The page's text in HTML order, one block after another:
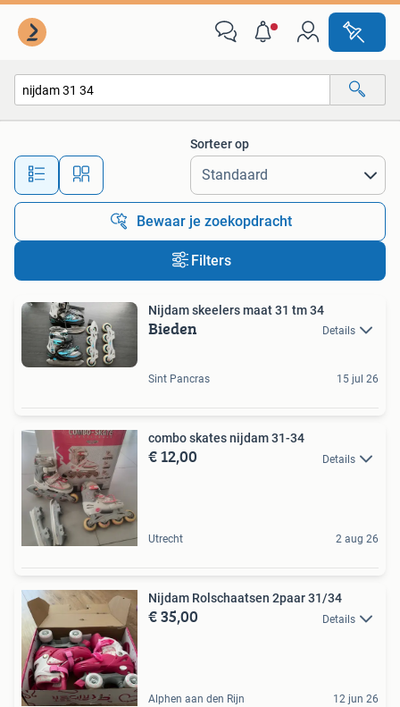
Alle afstanden…
Sorteer op
Bewaar je zoekopdracht
Filters
Nijdam skeelers maat 31 tm 34
Bieden Details
Sint Pancras 15 jul 26
combo skates nijdam 31-34
€ 12,00 Details
Utrecht 2 aug 26
Nijdam Rolschaatsen 2paar 31/34
€ 35,00 Details
Alphen aan den Rijn 12 jun 26